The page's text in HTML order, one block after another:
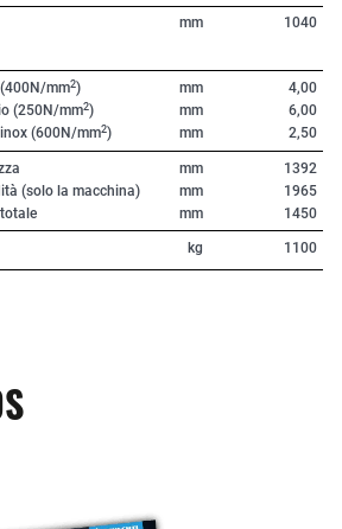
mm 1040
mm2)
(250N/mm2)
(600N/mm2)
mm
mm
mm
4,00
6,00
2,50
(solo la macchina)
mm
mm
mm
1392
1965
1450
kg 1100